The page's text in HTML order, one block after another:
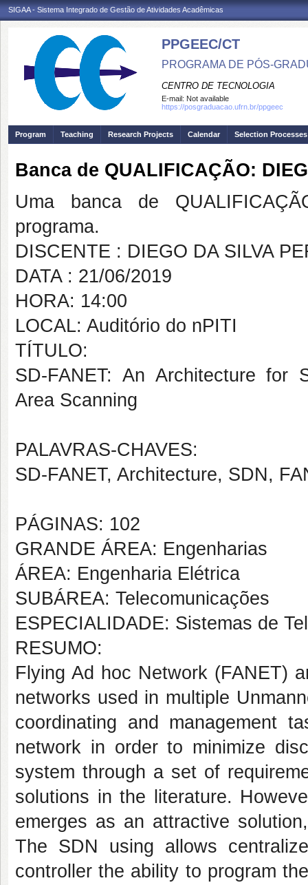
SIGAA - Sistema Integrado de Gestão de Atividades Acadêmicas
PPGEEC/CT
PROGRAMA DE PÓS-
CENTRO DE TECNOLOGIA
E-mail: Not available
https://posgraduacao.ufrn.br/ppgeec
Program Teaching Research Projects Calendar Selection Processes
Banca de QUALIFICAÇÃO:
Uma banca de
programa.
DISCENTE : DIEGO DA SILVA
DATA : 21/06/2019
HORA: 14:00
LOCAL: Auditório do nPITI
TÍTULO:
SD-FANET: An Architecture for
Area Scanning
PALAVRAS-CHAVES:
SD-FANET, Architecture, SDN,
PÁGINAS: 102
GRANDE ÁREA: Engenharias
ÁREA: Engenharia Elétrica
SUBÁREA: Telecomunicações
ESPECIALIDADE: Sistemas de
RESUMO:
Flying Ad hoc Network (FANET)
networks used in multiple
coordinating and management
network in order to minimize
system through a set of
solutions in the literature.
emerges as an attractive
The SDN using allows
controller the ability to program